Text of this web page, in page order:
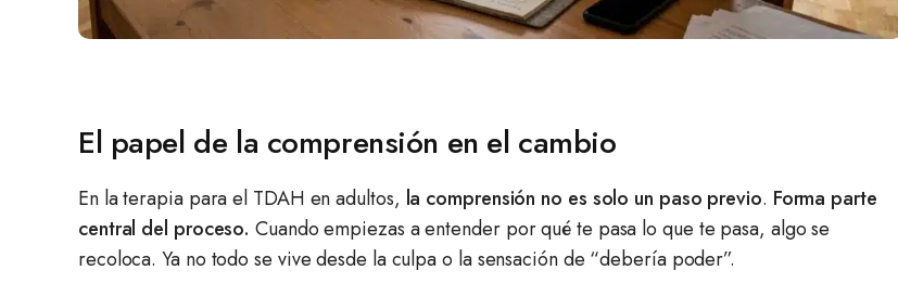
El papel de la comprensión en el cambio
En la terapia para el TDAH en adultos, la comprensión no es solo un paso previo. Forma parte
central del proceso. Cuando empiezas a entender por qué te pasa lo que te pasa, algo se
recoloca. Ya no todo se vive desde la culpa o la sensación de “debería poder”.